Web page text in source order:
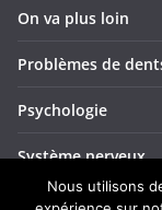
On va plus loin
Problèmes de
Psychologie
Système nerveux
Troubles ORL
Nous utilisons